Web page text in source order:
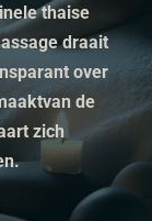
thaise
draait
over
de
zich